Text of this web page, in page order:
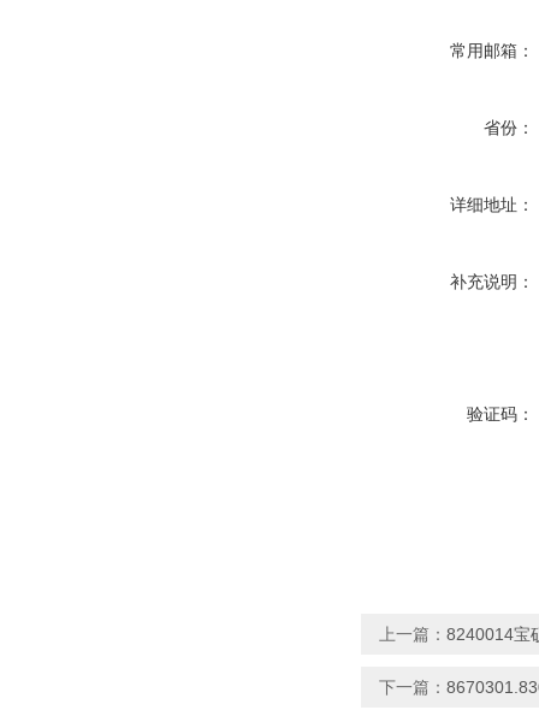
常用邮箱：
省份：
详细地址：
补充说明：
验证码：
上一篇： 8240014宝
下一篇：